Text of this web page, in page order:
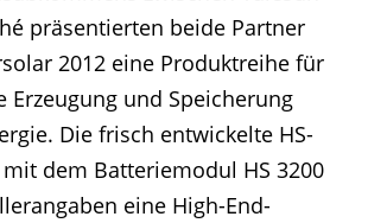
präsentierten beide Partner
2012 eine Produktreihe für
Erzeugung und Speicherung
Die frisch entwickelte HS-
dem Batteriemodul HS 3200
eine High-End-